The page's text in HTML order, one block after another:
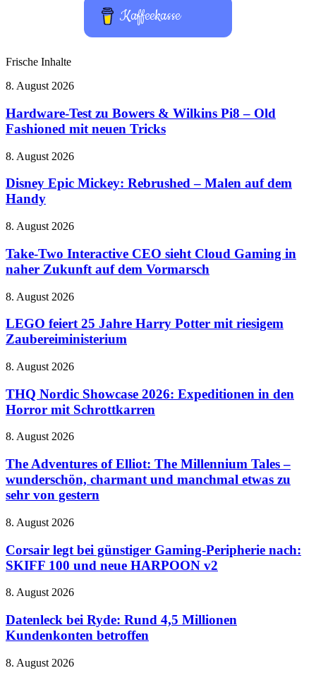
Kaffeekasse
Frische Inhalte
Hardware-
zu
Bowers
&
Pi8
Old
Fashioned
neuen
8. August 2026
Hardware-Test zu Bowers & Wilkins Pi8 – Old
Fashioned mit neuen Tricks
Disney
Mickey:
Rebrushed
–
auf
Handy
8. August 2026
Disney Epic Mickey: Rebrushed – Malen auf dem
Handy
Take-
Interactive
CEO
sieht
Gaming
naher
Zukunft
dem
8. August 2026
Take-Two Interactive CEO sieht Cloud Gaming in
naher Zukunft auf dem Vormarsch
LEGO
25
Jahre
Harry
mit
Zaubereiministerium
8. August 2026
LEGO feiert 25 Jahre Harry Potter mit riesigem
Zaubereiministerium
THQ
Showcase
2026:
Expeditionen
den
mit
Schrottkarren
8. August 2026
THQ Nordic Showcase 2026: Expeditionen in den
Horror mit Schrottkarren
The
of
Elliot:
The
Millennium
–
charmant
und
manchmal
etwas
sehr
von
gestern
8. August 2026
The Adventures of Elliot: The Millennium Tales –
wunderschön, charmant und manchmal etwas zu
sehr von gestern
Corsair
bei
günstiger
Gaming-
nach:
100
und
HARPOON
8. August 2026
Corsair legt bei günstiger Gaming-Peripherie nach:
SKIFF 100 und neue HARPOON v2
Datenleck
Ryde:
Rund
4,5
Kundenkonten
8. August 2026
Datenleck bei Ryde: Rund 4,5 Millionen
Kundenkonten betroffen
Jurassic
8. August 2026